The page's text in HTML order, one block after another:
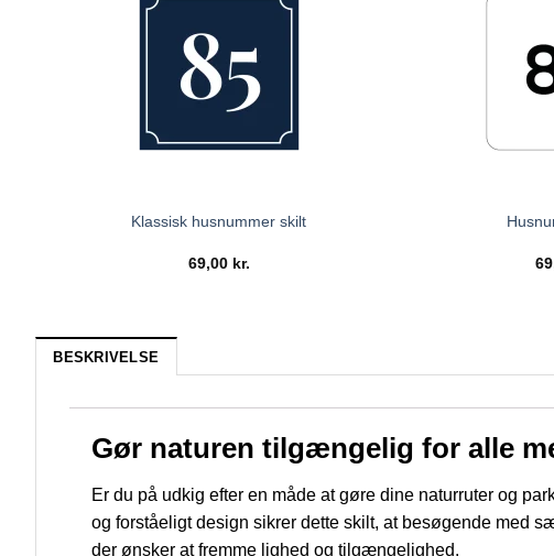
Klassisk husnummer skilt
69,00 kr.
BESKRIVELSE
Gør naturen tilgængelig for alle
Er du på udkig efter en måde at gøre dine naturruter og
og forståeligt design sikrer dette skilt, at besøgende med
der ønsker at fremme lighed og tilgængelighed.